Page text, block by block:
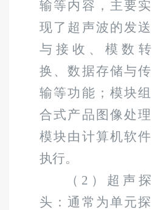
输等内容，主要实
现了超声波的发送
与接收、模数转
换、数据存储与传
输等功能；模块组
合式产品图像处理
模块由计算机软件
执行。
（ 2 ）超声探
头：通常为单元探